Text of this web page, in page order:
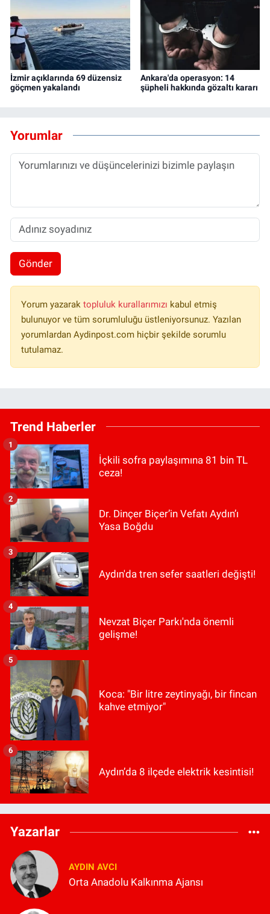
İzmir açıklarında 69 düzensiz
göçmen yakalandı
Ankara'da operasyon: 14
şüpheli hakkında gözaltı kararı
Yorumlar
Gönder
Yorum yazarak topluluk kurallarımızı kabul etmiş
bulunuyor ve tüm sorumluluğu üstleniyorsunuz. Yazılan
yorumlardan Aydinpost.com hiçbir şekilde sorumlu
tutulamaz.
Trend Haberler
İçkili sofra paylaşımına 81 bin TL
ceza!
1
Dr. Dinçer Biçer’in Vefatı Aydın’ı
Yasa Boğdu
2
Aydın'da tren sefer saatleri değişti!
3
Nevzat Biçer Parkı'nda önemli
gelişme!
4
Koca: "Bir litre zeytinyağı, bir fincan
kahve etmiyor"
5
Aydın’da 8 ilçede elektrik kesintisi!
6
Yazarlar
AYDIN AVCI
Orta Anadolu Kalkınma Ajansı